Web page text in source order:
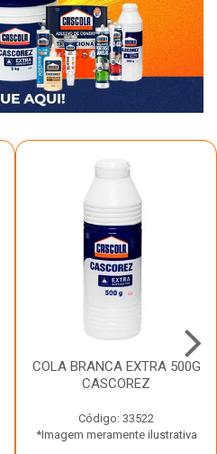
COLA BRANCA EXTRA 500G
CASCOREZ
Código: 33522
*Imagem meramente ilustrativa